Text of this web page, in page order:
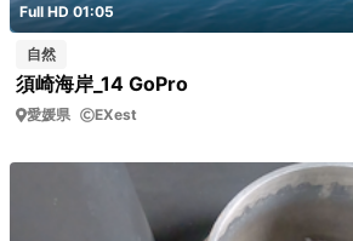
Full HD 01:05
自然
須崎海岸_14 GoPro
愛媛県 EXest